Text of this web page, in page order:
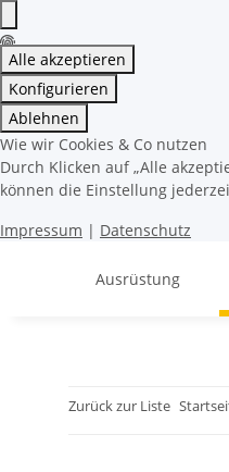
Alle akzeptieren
Konfigurieren
Ablehnen
Wie wir Cookies & Co nutzen
Durch Klicken auf „Alle
können die Einstellung
Impressum | Datenschutz
Ausrüstung
Zurück zur Liste